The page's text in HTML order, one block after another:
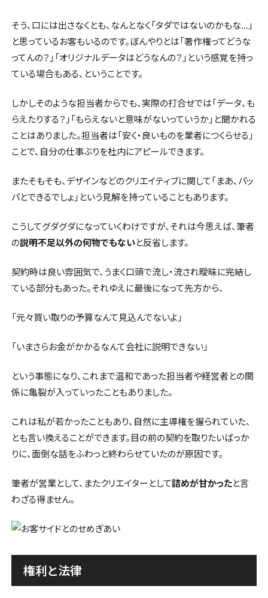
そう、口には出さなくとも、なんとなく「タダではないのかもな…」
と思っているお客もいるのです。ぼんやりとは「著作権ってどうな
ってんの？」「オリジナルデータはどうなんの？」という感覚を持っ
ている場合もある、ということです。
しかしそのような担当者からでも、実際の打合せでは「データ、も
らえたりする？」「もらえないと意味がないっていうか」と聞かれる
ことはありました。担当者は「安く・良いものを業者につくらせる」
ことで、自分の仕事ぶりを社内にアピールできます。
またそもそも、デザインなどのクリエイティブに関して「まあ、パッ
パとできるでしょ」という見解を持っていることもあります。
こうしてグダグダになっていくわけですが、それは今思えば、筆者
の説明不足以外の何物でもないと反省します。
契約時は良い雰囲気で、うまく口頭で流し・流され曖昧に完結し
ている部分もあった。それゆえに最後になって先方から、
「元々買い取りの予算なんて見込んでないよ」
「いまさらお金がかかるなんて会社に説明できない」
という事態になり、これまで温和であった担当者や経営者との関
係に亀裂が入っていったこともありました。
これは私が若かったこともあり、自然に主導権を握られていた、
とも言い換えることができます。目の前の契約を取りたいばっか
りに、面倒な話をふわっと終わらせていたのが原因です。
筆者が営業として、またクリエイターとして詰めが甘かったと言
わざる得ません。
権利と法律